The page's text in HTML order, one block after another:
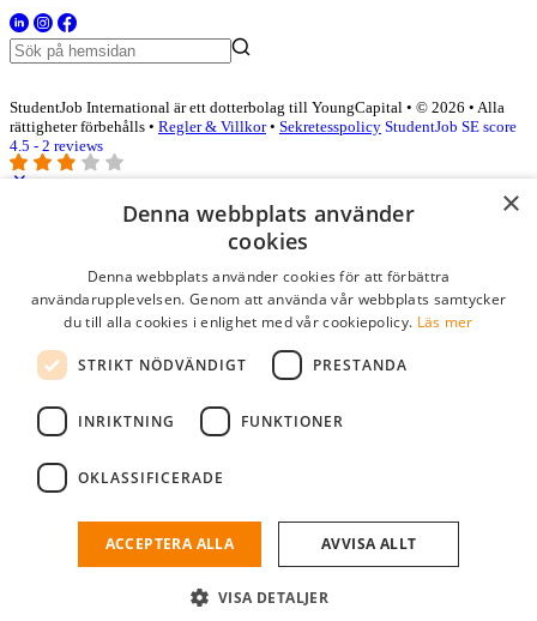
StudentJob International är ett dotterbolag till YoungCapital • © 2026 • Alla
rättigheter förbehålls • Regler & Villkor• Sekretesspolicy StudentJob SE score
4.5 - 2 reviews
Lösenord
kom ihåg mig
logga in
Kostnadsfri företagsprofil
och söka efter passande kandidater till ditt företag.
×
Denna webbplats använder
cookies
Denna webbplats använder cookies för att förbättra
användarupplevelsen. Genom att använda vår webbplats samtycker
du till alla cookies i enlighet med vår cookiepolicy. Läs mer
STRIKT NÖDVÄNDIGT PRESTANDA
INRIKTNING FUNKTIONER
OKLASSIFICERADE
ACCEPTERA ALLA AVVISA ALLT
VISA DETALJER